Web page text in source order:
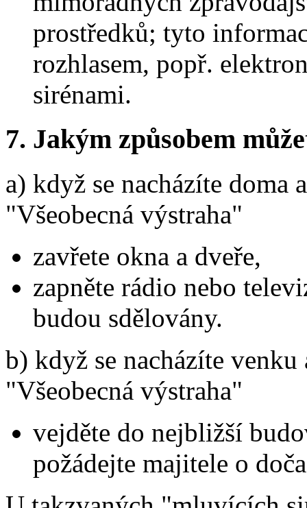
prostředků; tyto
rozhlasem, popř.
sirénami.
7. Jakým způsobem
a) když se nacházíte doma
"Všeobecná výstraha"
zavřete okna a dveře,
zapněte rádio nebo
budou sdělovány.
b) když se nacházíte
"Všeobecná výstraha"
vejděte do nejbližší
požádejte majitele o